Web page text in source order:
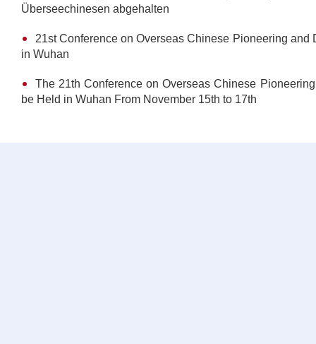
Überseechinesen abgehalten
21st Conference on Overseas Chinese Pioneering and
in Wuhan
The 21th Conference on Overseas Chinese
be Held in Wuhan From November 15th to 17th